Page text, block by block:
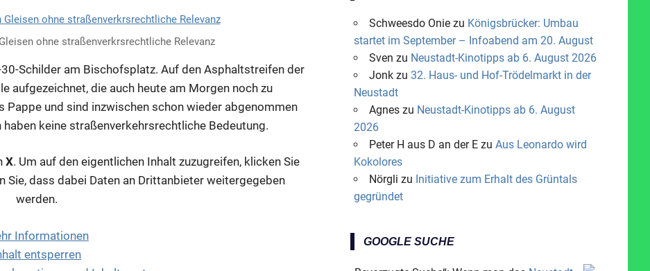
ohne straßenverkrsrechtliche Relevanz
Schilder am Bischofsplatz. Auf den Asphaltstreifen der
aufgezeichnet, die auch heute am Morgen noch zu
Pappe und sind inzwischen schon wieder abgenommen
keine straßenverkehrsrechtliche Bedeutung.
X. Um auf den eigentlichen Inhalt zuzugreifen, klicken Sie
Sie, dass dabei Daten an Drittanbieter weitergegeben
werden.
Informationen
entsperren
Schweesdo Oniezu Königsbrücker: Umbau
startet im September – Infoabend am 20. August
Sven zu Neustadt-Kinotipps ab 6. August 2026
Jonkzu 32. Haus- und Hof-Trödelmarkt in der
Neustadt
Agneszu Neustadt-Kinotipps ab 6. August
2026
Peter H aus D an der Ezu Aus Leonardo wird
Kokolores
Nörgli zu Initiative zum Erhalt des Grüntals
gegründet
GOOGLE SUCHE